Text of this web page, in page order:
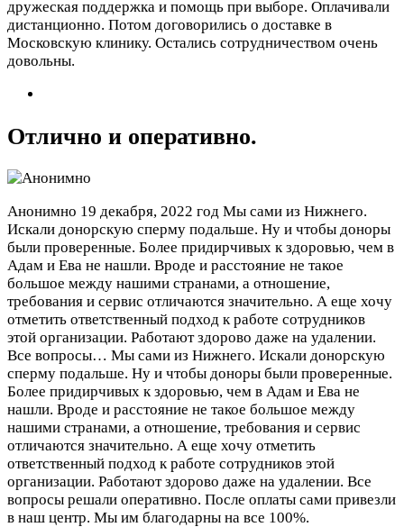
дружеская поддержка и помощь при выборе. Оплачивали
дистанционно. Потом договорились о доставке в
Московскую клинику. Остались сотрудничеством очень
довольны.
Отлично и оперативно.
Анонимно 19 декабря, 2022 год Мы сами из Нижнего.
Искали донорскую сперму подальше. Ну и чтобы доноры
были проверенные. Более придирчивых к здоровью, чем в
Адам и Ева не нашли. Вроде и расстояние не такое
большое между нашими странами, а отношение,
требования и сервис отличаются значительно. А еще хочу
отметить ответственный подход к работе сотрудников
этой организации. Работают здорово даже на удалении.
Все вопросы… Мы сами из Нижнего. Искали донорскую
сперму подальше. Ну и чтобы доноры были проверенные.
Более придирчивых к здоровью, чем в Адам и Ева не
нашли. Вроде и расстояние не такое большое между
нашими странами, а отношение, требования и сервис
отличаются значительно. А еще хочу отметить
ответственный подход к работе сотрудников этой
организации. Работают здорово даже на удалении. Все
вопросы решали оперативно. После оплаты сами привезли
в наш центр. Мы им благодарны на все 100%.